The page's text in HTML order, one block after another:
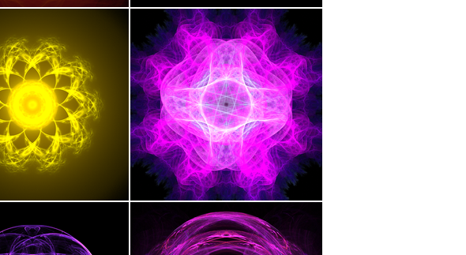
d’œuvres géométriques, portant son attention sur
déclinent dans chaque image, offrant un résultat
symbolisés, sans omettre le cinquième élément,
chakras, au nombre de 7, se prête aisément à la
série.